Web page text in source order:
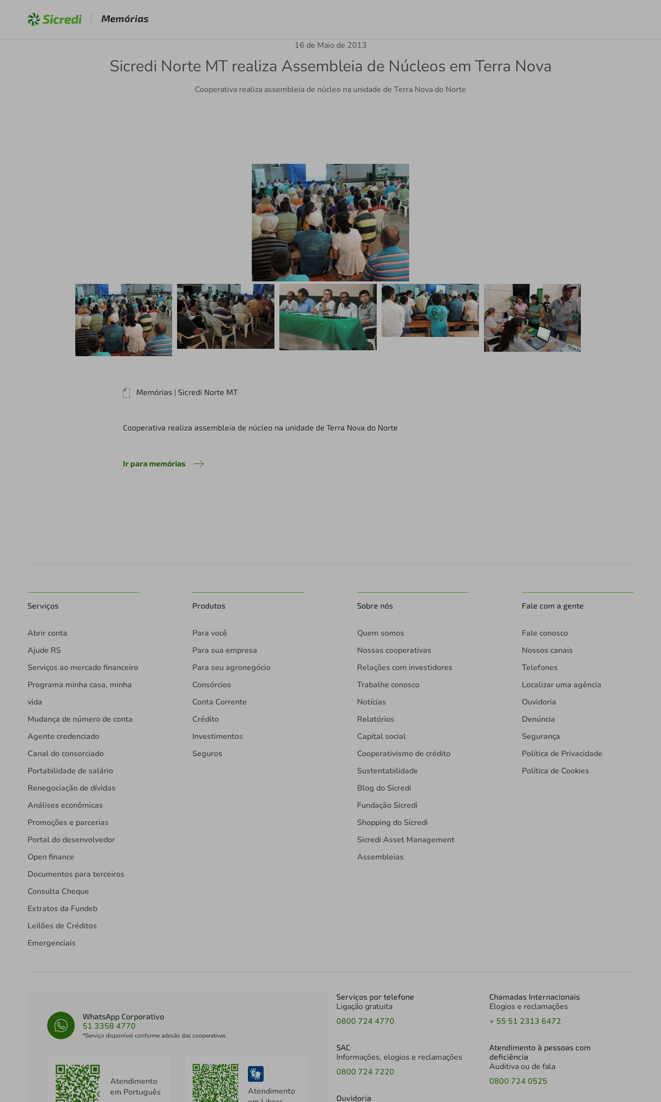
Memórias
16 de Maio de 2013
Sicredi Norte MT realiza Assembleia de Núcleos em Terra Nova
Cooperativa realiza assembleia de núcleo na unidade de Terra Nova do Norte
Memórias | Sicredi Norte MT
Cooperativa realiza assembleia de núcleo na unidade de Terra Nova do Norte
Ir para memórias
Serviços
Abrir conta
Ajude RS
Serviços ao mercado financeiro
Programa minha casa, minha
vida
Mudança de número de conta
Agente credenciado
Canal do consorciado
Portabilidade de salário
Renegociação de dívidas
Análises econômicas
Promoções e parcerias
Portal do desenvolvedor
Open finance
Documentos para terceiros
Consulta Cheque
Extratos da Fundeb
Leilões de Créditos
Emergenciais
Produtos
Para você
Para sua empresa
Para seu agronegócio
Consórcios
Conta Corrente
Crédito
Investimentos
Seguros
Sobre nós
Quem somos
Nossas cooperativas
Relações com investidores
Trabalhe conosco
Notícias
Relatórios
Capital social
Cooperativismo de crédito
Sustentabilidade
Blog do Sicredi
Fundação Sicredi
Shopping do Sicredi
Sicredi Asset Management
Assembleias
Fale com a gente
Fale conosco
Nossos canais
Telefones
Localizar uma agência
Ouvidoria
Denúncia
Segurança
Política de Privacidade
Política de Cookies
WhatsApp Corporativo
51 3358 4770
*Serviço disponível conforme adesão das cooperativas
Atendimento
em Português
Atendimento
Serviços por telefone
Ligação gratuita
0800 724 4770
SAC
Informações, elogios e reclamações
0800 724 7220
Ouvidoria
Chamadas Internacionais
Elogios e reclamações
+ 55 51 2313 6472
Atendimento à pessoas com
deficiência
Auditiva ou de fala
0800 724 0525